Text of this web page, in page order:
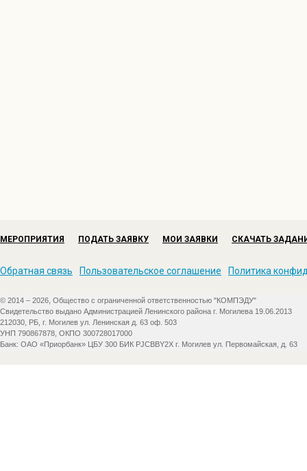
МЕРОПРИЯТИЯ ПОДАТЬ ЗАЯВКУ МОИ ЗАЯВКИ СКАЧАТЬ
Обратная связь Пользовательское соглашение Политика
© 2014 – 2026, Общество с ограниченной ответственностью "КОМПЭДУ"
Свидетельство выдано Администрацией Ленинского района г. Могилева 19.06.2013
212030, РБ, г. Могилев ул. Ленинская д. 63 оф. 503
УНП 790867878, ОКПО 300728017000
Банк: ОАО «Приорбанк» ЦБУ 300 БИК PJCBBY2X г. Могилев ул. Первомайская, д. 63